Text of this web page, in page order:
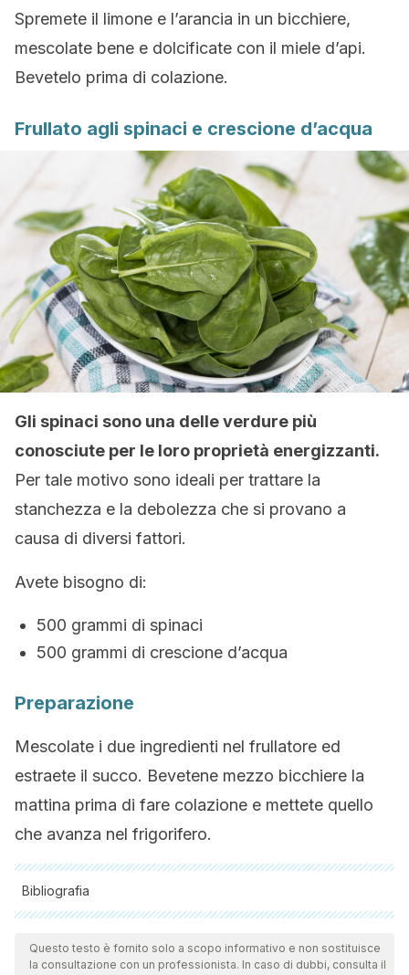
Spremete il limone e l’arancia in un bicchiere,
mescolate bene e dolcificate con il miele d’api.
Bevetelo prima di colazione.
Frullato agli spinaci e crescione d’acqua
Gli spinaci sono una delle verdure più
conosciute per le loro proprietà energizzanti.
Per tale motivo sono ideali per trattare la
stanchezza e la debolezza che si provano a
causa di diversi fattori.
Avete bisogno di:
500 grammi di spinaci
500 grammi di crescione d’acqua
Preparazione
Mescolate i due ingredienti nel frullatore ed
estraete il succo. Bevetene mezzo bicchiere la
mattina prima di fare colazione e mettete quello
che avanza nel frigorifero.
Bibliografia
Tutte le fonti citate sono state esaminate a fondo dal nostro
team per garantirne la qualità, l'affidabilità, l'attualità e la
validità. La bibliografia di questo articolo è stata considerata
Questo testo è fornito solo a scopo informativo e non sostituisce
la consultazione con un professionista. In caso di dubbi, consulta il